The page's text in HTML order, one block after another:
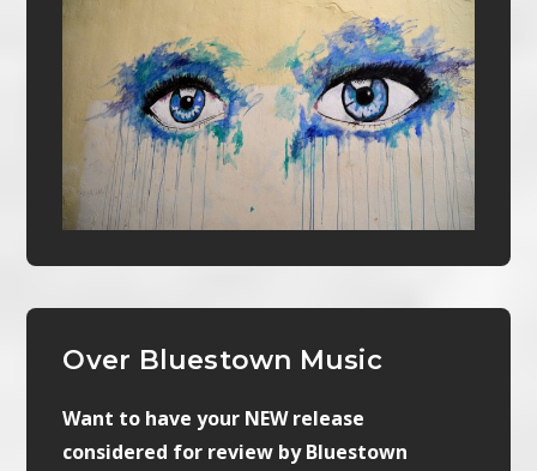
Over Bluestown Music
Want to have your NEW release
considered for review by Bluestown